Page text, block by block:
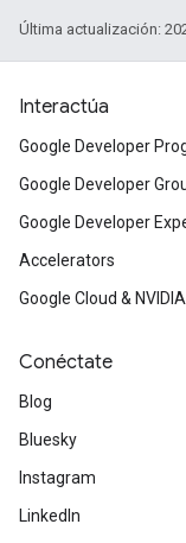
Última actualización:
Interactúa
Google Developer
Google Developer
Google Developer
Accelerators
Google Cloud & NVIDIA
Conéctate
Blog
Bluesky
Instagram
LinkedIn